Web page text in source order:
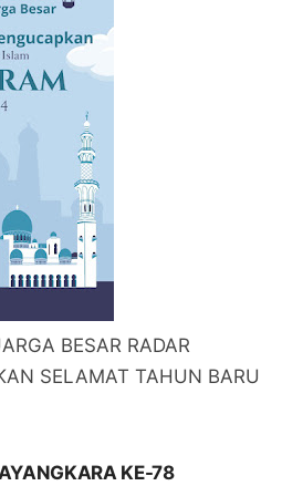
BESAR RADAR
SELAMAT TAHUN BARU
KE-78